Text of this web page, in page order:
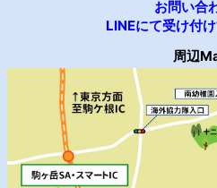
お問い合
LINEにて受け付け
周辺